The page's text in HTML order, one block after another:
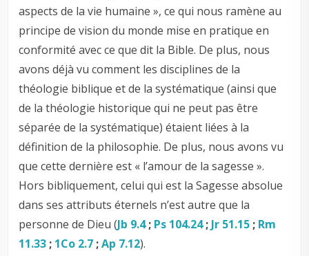
aspects de la vie humaine », ce qui nous ramène au
principe de vision du monde mise en pratique en
conformité avec ce que dit la Bible. De plus, nous
avons déjà vu comment les disciplines de la
théologie biblique et de la systématique (ainsi que
de la théologie historique qui ne peut pas être
séparée de la systématique) étaient liées à la
définition de la philosophie. De plus, nous avons vu
que cette dernière est « l’amour de la sagesse ».
Hors bibliquement, celui qui est la Sagesse absolue
dans ses attributs éternels n’est autre que la
personne de Dieu (Jb 9.4; Ps 104.24; Jr 51.15 ; Rm
11.33 ; 1Co 2.7 ;Ap 7.12).